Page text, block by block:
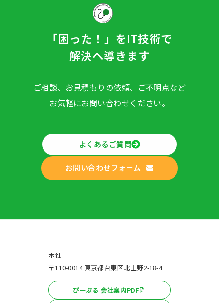
「困った！」をIT技術で
解決へ導きます
ご相談、お見積もりの依頼、ご不明点など
お気軽にお問い合わせください。
よくあるご質問
お問い合わせフォーム
本社
〒110-0014 東京都台東区北上野2-18-4
ぴーぷる 会社案内PDF